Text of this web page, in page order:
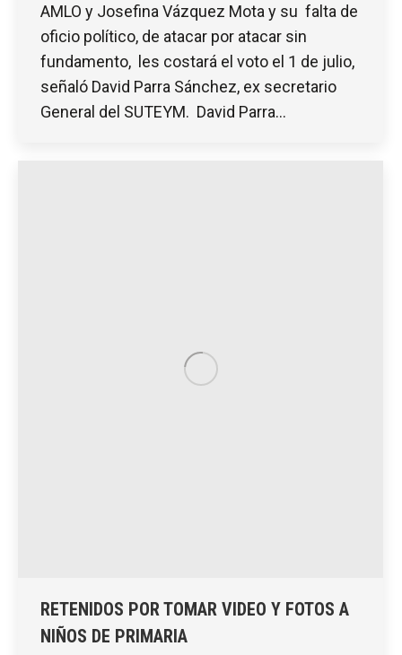
AMLO y Josefina Vázquez Mota y su falta de
oficio político, de atacar por atacar sin
fundamento, les costará el voto el 1 de julio,
señaló David Parra Sánchez, ex secretario
General del SUTEYM. David Parra…
RETENIDOS POR TOMAR VIDEO Y FOTOS A
NIÑOS DE PRIMARIA